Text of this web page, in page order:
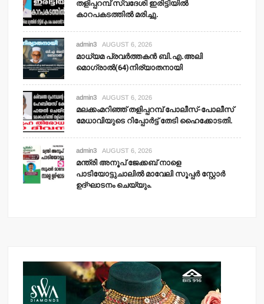
തളിപ്പറമ്പ് സ്വദേശി ഇരിട്ടിയില്‍
കാറപകടത്തില്‍ മരിച്ചു.
admin3 AUGUST 6, 2026
മാധ്യമ പ്രവര്‍ത്തകന്‍ ബി.എ.അലി
മൊഗ്രാല്‍(64)നിര്യാതനായി
admin3 AUGUST 6, 2026
മലക്കംമറിഞ്ഞ് തളിപ്പറമ്പ് പോലീസ്-പോലീസ്
മേധാവിയുടെ റിപ്പോര്‍ട്ട് തേടി ഹൈക്കോടതി.
admin3 AUGUST 6, 2026
മന്ത്രി അനൂപ് ജേക്കബ് നാളെ
പാടിയോട്ടുചാലില്‍ മാവേലി സൂപ്പര്‍ സ്റ്റോര്‍
ഉദ്ഘാടനം ചെയ്യും.